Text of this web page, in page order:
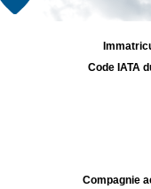
Code IATA
Compagnie